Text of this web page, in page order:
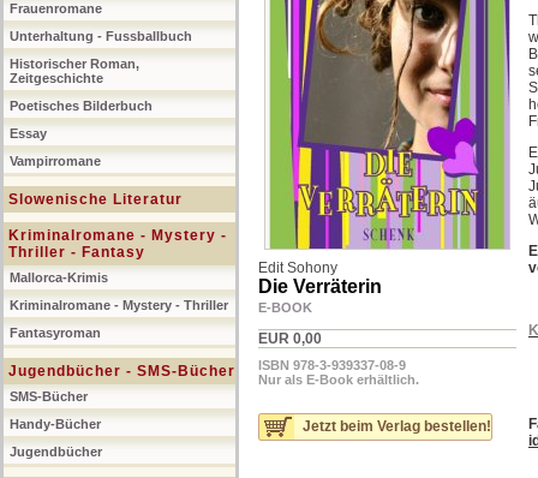
Frauenromane
Unterhaltung - Fussballbuch
Historischer Roman,
Zeitgeschichte
Poetisches Bilderbuch
Essay
Vampirromane
Slowenische Literatur
Kriminalromane - Mystery -
Thriller - Fantasy
Mallorca-Krimis
Kriminalromane - Mystery - Thriller
Fantasyroman
Jugendbücher - SMS-Bücher
SMS-Bücher
Handy-Bücher
Jugendbücher
Edit Sohony
Die Verräterin
E-BOOK
EUR 0,00
ISBN 978-3-939337-08-9
Nur als E-Book erhältlich.
Jetzt beim Verlag bestellen!